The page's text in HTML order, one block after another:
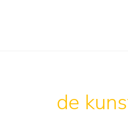
de